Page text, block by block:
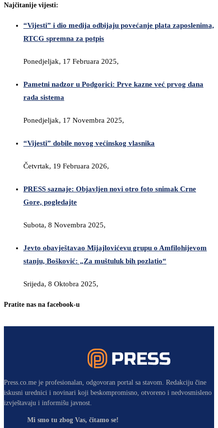
Najčitanije vijesti:
“Vijesti” i dio medija odbijaju povećanje plata zaposlenima,
RTCG spremna za potpis
Ponedjeljak, 17 Februara 2025,
Pametni nadzor u Podgorici: Prve kazne već prvog dana
rada sistema
Ponedjeljak, 17 Novembra 2025,
“Vijesti” dobile novog većinskog vlasnika
Četvrtak, 19 Februara 2026,
PRESS saznaje: Objavljen novi otro foto snimak Crne
Gore, pogledajte
Subota, 8 Novembra 2025,
Jevto obavještavao Mijajlovićevu grupu o Amfilohijevom
stanju, Bošković: „Za muštuluk bih pozlatio“
Srijeda, 8 Oktobra 2025,
Pratite nas na facebook-u
Press.co.me je profesionalan, odgovoran portal sa stavom. Redakciju čine
iskusni urednici i novinari koji beskompromisno, otvoreno i nedvosmisleno
izvještavaju i informišu javnost.
Mi smo tu zbog Vas, čitamo se!